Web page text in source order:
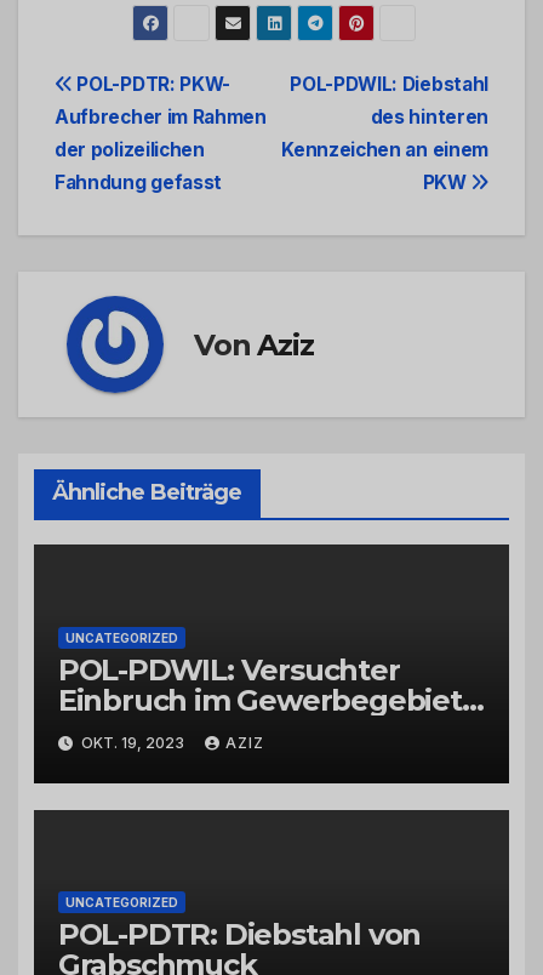
Beitrags-
Navigation
POL-PDWIL: Diebstahl
des hinteren
Kennzeichen an einem
PKW
POL-PDTR: PKW-
Aufbrecher im Rahmen
der polizeilichen
Fahndung gefasst
VonAziz
Ähnliche Beiträge
UNCATEGORIZED
POL-PDWIL: Versuchter
Einbruch im Gewerbegebiet
Wittlich
OKT. 19, 2023 AZIZ
UNCATEGORIZED
POL-PDTR: Diebstahl von
Grabschmuck